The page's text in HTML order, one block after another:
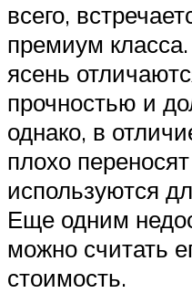
всего,
премиум
ясень
прочностью и
однако, в
плохо
используются
Еще одним
можно считать
стоимость.